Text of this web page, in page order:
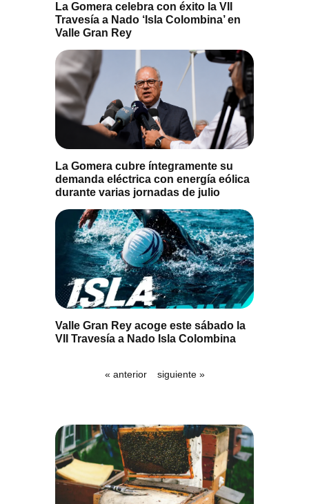
La Gomera celebra con éxito la VII
Travesía a Nado ‘Isla Colombina’ en
Valle Gran Rey
La Gomera cubre íntegramente su
demanda eléctrica con energía eólica
durante varias jornadas de julio
Valle Gran Rey acoge este sábado la
VII Travesía a Nado Isla Colombina
« anterior siguiente »